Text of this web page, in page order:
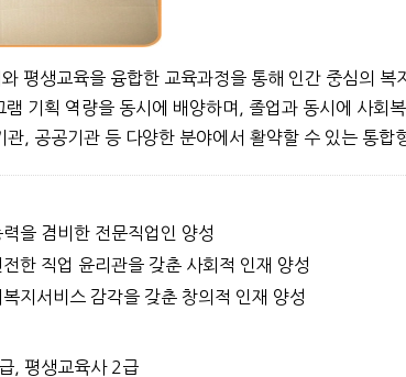
평생교육을 융합한 교육과정을 통해 인간 중심의
램 기획 역량을 동시에 배양하며, 졸업과 동시에 사회
관, 공공기관 등 다양한 분야에서 활약할 수 있는 통합
을 겸비한 전문직업인 양성
한 직업 윤리관을 갖춘 사회적 인재 양성
지서비스 감각을 갖춘 창의적 인재 양성
, 평생교육사 2급